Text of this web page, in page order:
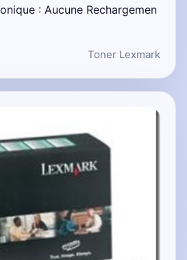
: Aucune Rechargemen
Toner Lexmark